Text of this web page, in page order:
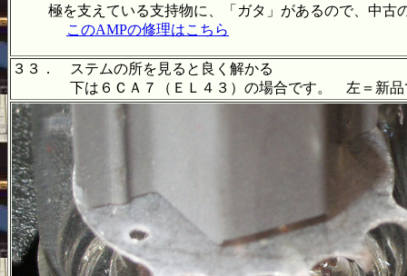
極を支えている支持物に、「ガタ」があるので、中古
このAMPの修理はこちら
３３． ステムの所を見ると良く解かる
下は６ＣＡ７（ＥＬ４３）の場合です。 左＝新品で